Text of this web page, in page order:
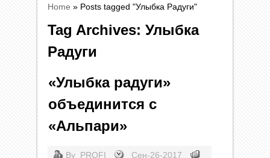
Home » Posts tagged "Улыбка Радуги"
Tag Archives: Улыбка
Радуги
«Улыбка радуги»
объединится с
«Альпари»
By PROFI
Сен-26-2017